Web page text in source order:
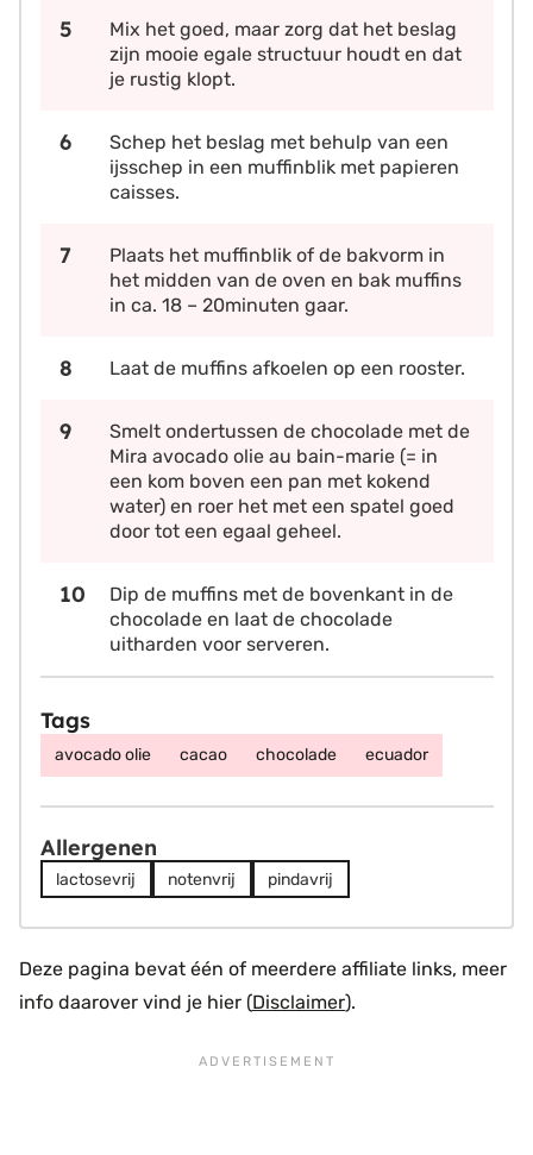
Mix het goed, maar zorg dat het beslag
zijn mooie egale structuur houdt en dat
je rustig klopt.
Schep het beslag met behulp van een
ijsschep in een muffinblik met papieren
caisses.
Plaats het muffinblik of de bakvorm in
het midden van de oven en bak muffins
in ca. 18 – 20minuten gaar.
Laat de muffins afkoelen op een rooster.
Smelt ondertussen de chocolade met de
Mira avocado olie au bain-marie (= in
een kom boven een pan met kokend
water) en roer het met een spatel goed
door tot een egaal geheel.
Dip de muffins met de bovenkant in de
chocolade en laat de chocolade
uitharden voor serveren.
Tags
avocado olie cacao chocolade ecuador
Allergenen
lactosevrij notenvrij pindavrij
Deze pagina bevat één of meerdere affiliate links, meer
info daarover vind je hier (Disclaimer).